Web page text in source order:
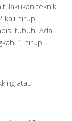
lakukan teknik
kali hirup
tubuh. Ada
1 hirup
atau